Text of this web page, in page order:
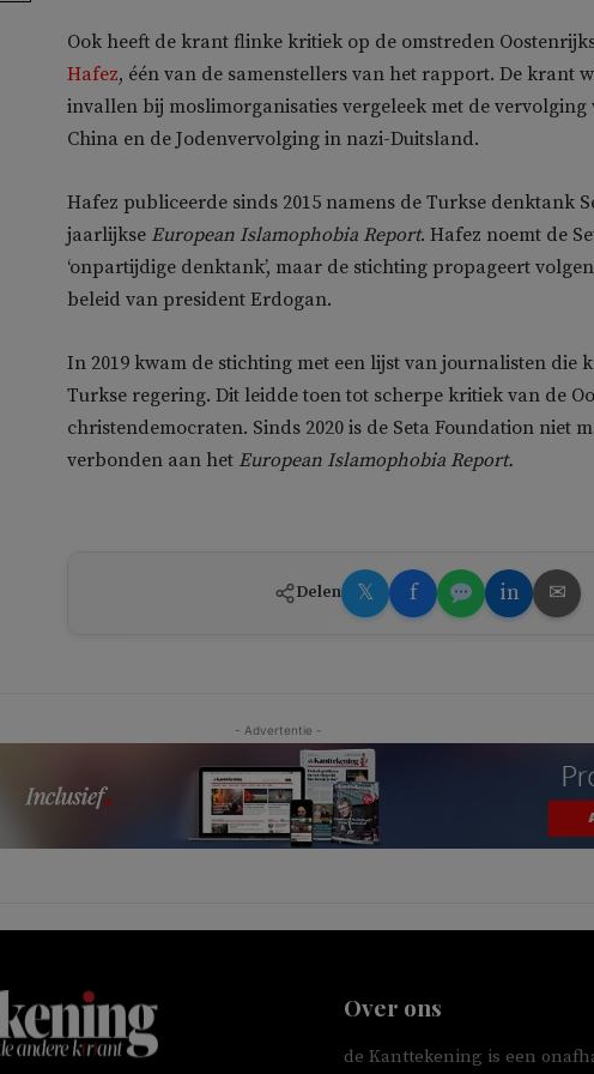
Ook heeft de krant flinke kritiek op de omstreden
Hafez, één van de samenstellers van het rapport. De krant
invallen bij moslimorganisaties vergeleek met de vervolging
China en de Jodenvervolging in nazi-Duitsland.
Hafez publiceerde sinds 2015 namens de Turkse denktank
jaarlijkse European Islamophobia Report. Hafez noemt de
‘onpartijdige denktank’, maar de stichting propageert
beleid van president Erdogan.
In 2019 kwam de stichting met een lijst van journalisten die
Turkse regering. Dit leidde toen tot scherpe kritiek van de
christendemocraten. Sinds 2020 is de Seta Foundation niet
verbonden aan het European Islamophobia Report.
Delen 𝕏 f in ✉
- Advertentie -
Over ons
de Kanttekening is een